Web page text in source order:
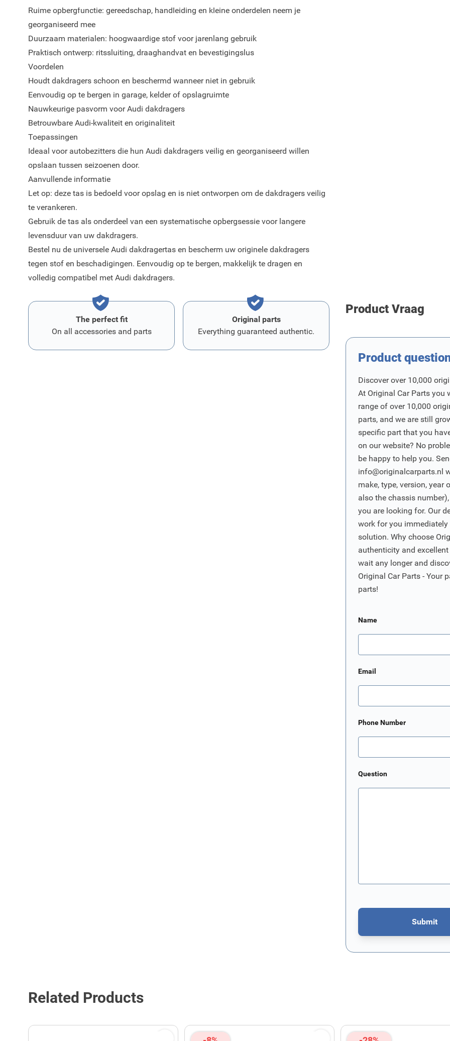
Ruime opbergfunctie: gereedschap, handleiding en kleine onderdelen neem je
georganiseerd mee
Duurzaam materialen: hoogwaardige stof voor jarenlang gebruik
Praktisch ontwerp: ritssluiting, draaghandvat en bevestigingslus
Voordelen
Houdt dakdragers schoon en beschermd wanneer niet in gebruik
Eenvoudig op te bergen in garage, kelder of opslagruimte
Nauwkeurige pasvorm voor Audi dakdragers
Betrouwbare Audi-kwaliteit en originaliteit
Toepassingen
Ideaal voor autobezitters die hun Audi dakdragers veilig en georganiseerd willen
opslaan tussen seizoenen door.
Aanvullende informatie
Let op: deze tas is bedoeld voor opslag en is niet ontworpen om de dakdragers veilig
te verankeren.
Gebruik de tas als onderdeel van een systematische opbergsessie voor langere
levensduur van uw dakdragers.
Bestel nu de universele Audi dakdragertas en bescherm uw originele dakdragers
tegen stof en beschadigingen. Eenvoudig op te bergen, makkelijk te dragen en
volledig compatibel met Audi dakdragers.
The perfect fit
On all accessories and parts
Original parts
Everything guaranteed authentic.
Product Vraag
Product
Discover over 10,000
At Original Car Parts you
range of over 10,000
parts, and we are still
specific part that you
on our website? No
be happy to help you.
info@originalcarparts.nl
make, type, version,
also the chassis
you are looking for. Our
work for you
solution. Why choose
authenticity and
wait any longer and
Original Car Parts - Your
parts!
Name
Email
Phone Number
Question
Submit
This form is protected by
Related Products